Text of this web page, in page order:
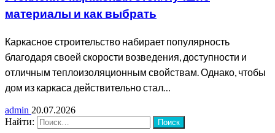
материалы и как выбрать
Каркасное строительство набирает популярность
благодаря своей скорости возведения, доступности и
отличным теплоизоляционным свойствам. Однако, чтобы
дом из каркаса действительно стал…
admin 20.07.2026
Найти: